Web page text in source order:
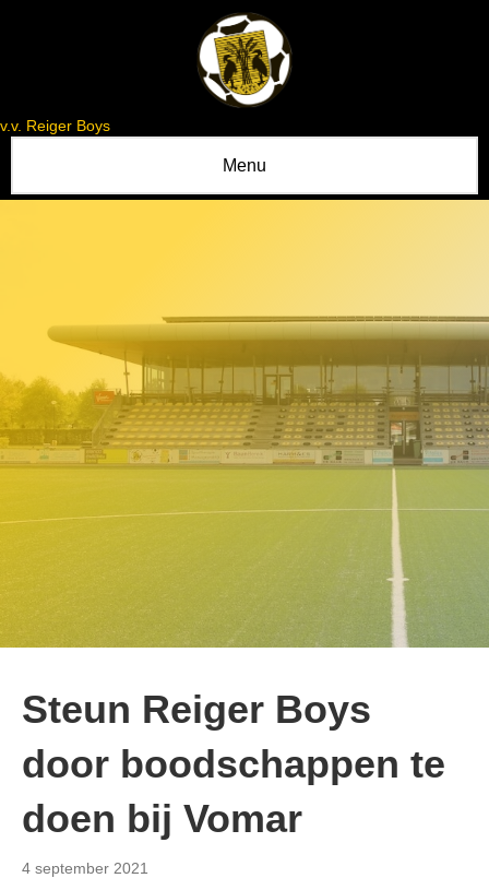
v.v. Reiger Boys
Menu
Steun Reiger Boys
door boodschappen te
doen bij Vomar
4 september 2021